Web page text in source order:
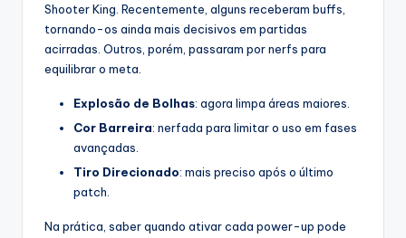
Shooter King. Recentemente, alguns receberam buffs,
tornando-os ainda mais decisivos em partidas
acirradas. Outros, porém, passaram por nerfs para
equilibrar o meta.
Explosão de Bolhas: agora limpa áreas maiores.
Cor Barreira: nerfada para limitar o uso em fases
avançadas.
Tiro Direcionado: mais preciso após o último
patch.
Na prática, saber quando ativar cada power-up pode